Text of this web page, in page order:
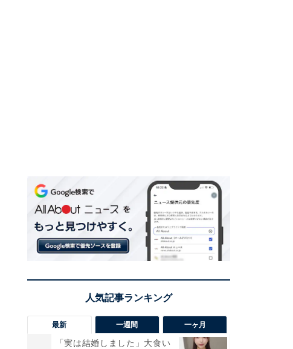
最新 一週間 一ヶ月
「実は結婚しました」大食い